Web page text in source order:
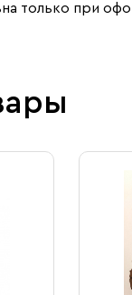
только при